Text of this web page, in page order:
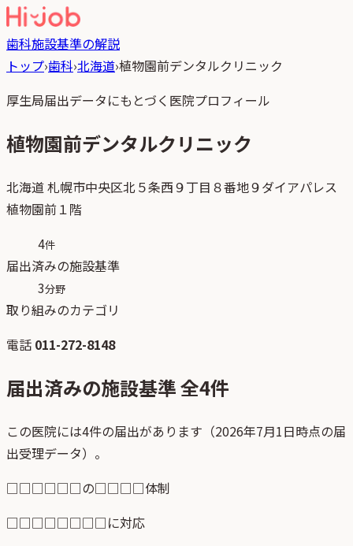
歯科施設基準の解説
トップ›歯科›北海道›植物園前デンタルクリニック
厚生局届出データにもとづく医院プロフィール
植物園前デンタルクリニック
北海道札幌市中央区北５条西９丁目８番地９ダイアパレス
植物園前１階
4件
届出済みの施設基準
3分野
取り組みのカテゴリ
電話 011-272-8148
届出済みの施設基準 全4件
この医院には4件の届出があります（2026年7月1日時点の届
出受理データ）。
□□□□□□の□□□□体制
□□□□□□□□に対応